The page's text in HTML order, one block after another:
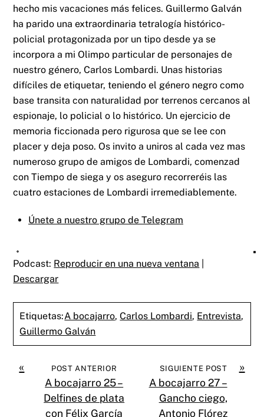
hecho mis vacaciones más felices. Guillermo Galván
ha parido una extraordinaria tetralogía histórico-
policial protagonizada por un tipo desde ya se
incorpora a mi Olimpo particular de personajes de
nuestro género, Carlos Lombardi. Unas historias
difíciles de etiquetar, teniendo el género negro como
base transita con naturalidad por terrenos cercanos al
espionaje, lo policial o lo histórico. Un ejercicio de
memoria ficcionada pero rigurosa que se lee con
placer y deja poso. Os invito a uniros al cada vez mas
numeroso grupo de amigos de Lombardi, comenzad
con Tiempo de siega y os aseguro recorreréis las
cuatro estaciones de Lombardi irremediablemente.
Únete a nuestro grupo de Telegram
Podcast: Reproducir en una nueva ventana
Descargar
Etiquetas:A bocajarro,Carlos Lombardi, Entrevista,
Guillermo Galván
« POST ANTERIOR
A bocajarro 25 –
Delfines de plata
con Félix García
»
SIGUIENTE POST
A bocajarro 27 –
Gancho ciego,
Antonio Flórez